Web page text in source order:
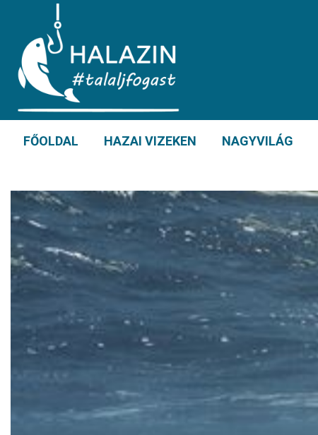
FŐOLDAL HAZAI VIZEKEN NAGYVILÁG